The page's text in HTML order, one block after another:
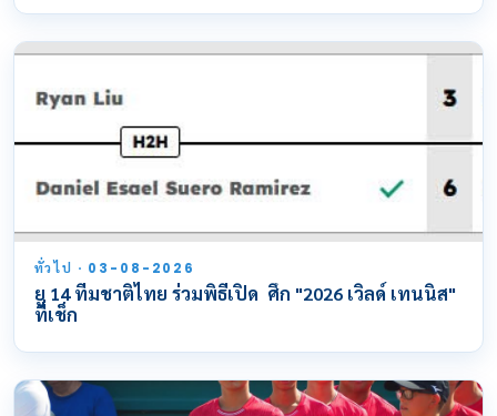
ทั่วไป · 03-08-2026
ยู 14 ทีมชาติไทย ร่วมพิธีเปิด ศึก "2026 เวิลด์ เทนนิส"
ที่เช็ก